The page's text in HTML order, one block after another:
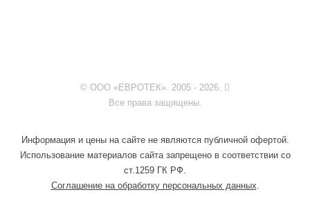
© ООО «ЕВРОТЕК». 2005 - 2026.
Все права защищены.
Информация и цены на сайте не являются публичной офертой.
Использование материалов сайта запрещено в соответствии со
ст.1259 ГК РФ.
Соглашение на обработку персональных данных